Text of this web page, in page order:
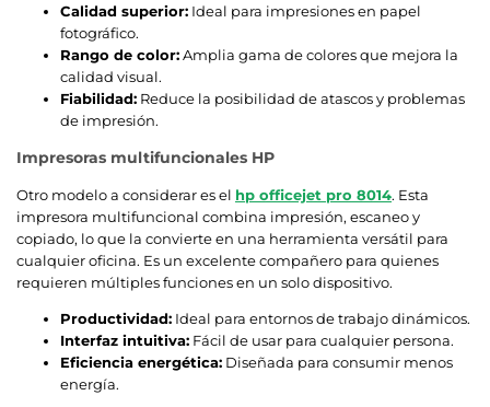
Calidad superior: Ideal para impresiones en papel
fotográfico.
Rango de color:Amplia gama de colores que mejora la
calidad visual.
Fiabilidad: Reduce la posibilidad de atascos y problemas
de impresión.
Impresoras multifuncionales HP
Otro modelo a considerar es el hp officejet pro 8014. Esta
impresora multifuncional combina impresión, escaneo y
copiado, lo que la convierte en una herramienta versátil para
cualquier oficina. Es un excelente compañero para quienes
requieren múltiples funciones en un solo dispositivo.
Productividad: Ideal para entornos de trabajo dinámicos.
Interfaz intuitiva: Fácil de usar para cualquier persona.
Eficiencia energética: Diseñada para consumir menos
energía.